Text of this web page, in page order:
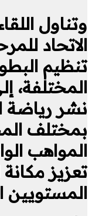
وتناول
الاتحاد
تنظيم
المختلفة،
نشر رياضة
بمختلف
المواهب
تعزيز
المستويين